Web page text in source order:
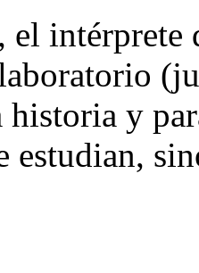
el intérprete
y
estudian,